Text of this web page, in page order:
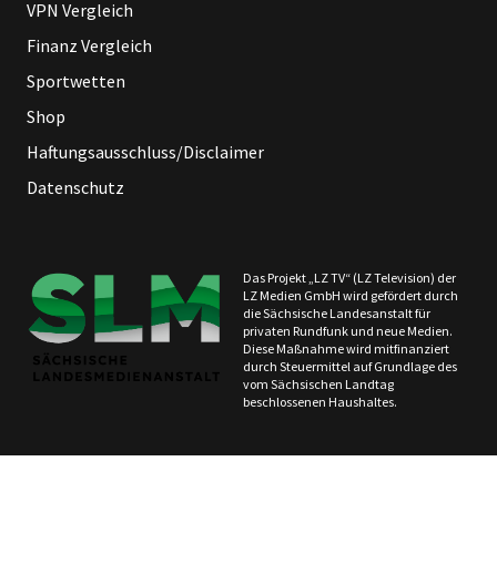
VPN Vergleich
Finanz Vergleich
Sportwetten
Shop
Haftungsausschluss/Disclaimer
Datenschutz
Das Projekt „LZ TV“ (LZ Television) der
LZ Medien GmbH wird gefördert durch
die Sächsische Landesanstalt für
privaten Rundfunk und neue Medien.
Diese Maßnahme wird mitfinanziert
durch Steuermittel auf Grundlage des
vom Sächsischen Landtag
beschlossenen Haushaltes.